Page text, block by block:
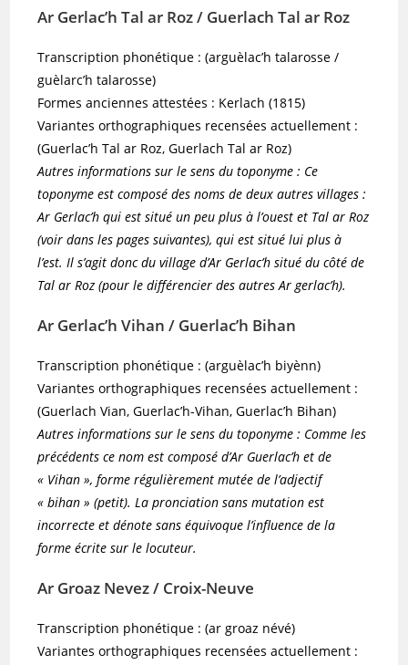
Ar Gerlac’h Tal ar Roz / Guerlach Tal ar Roz
Transcription phonétique : (arguèlac’h talarosse /
guèlarc’h talarosse)
Formes anciennes attestées : Kerlach (1815)
Variantes orthographiques recensées actuellement :
(Guerlac’h Tal ar Roz, Guerlach Tal ar Roz)
Autres informations sur le sens du toponyme : Ce
toponyme est composé des noms de deux autres villages :
Ar Gerlac’h qui est situé un peu plus à l’ouest et Tal ar Roz
(voir dans les pages suivantes), qui est situé lui plus à
l’est. Il s’agit donc du village d’Ar Gerlac’h situé du côté de
Tal ar Roz (pour le différencier des autres Ar gerlac’h).
Ar Gerlac’h Vihan / Guerlac’h Bihan
Transcription phonétique : (arguèlac’h biyènn)
Variantes orthographiques recensées actuellement :
(Guerlach Vian, Guerlac’h-Vihan, Guerlac’h Bihan)
Autres informations sur le sens du toponyme : Comme les
précédents ce nom est composé d’Ar Guerlac’h et de
« Vihan », forme régulièrement mutée de l’adjectif
« bihan » (petit). La pronciation sans mutation est
incorrecte et dénote sans équivoque l’influence de la
forme écrite sur le locuteur.
Ar Groaz Nevez / Croix-Neuve
Transcription phonétique : (ar groaz névé)
Variantes orthographiques recensées actuellement :